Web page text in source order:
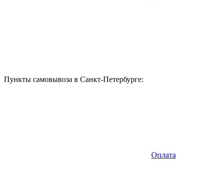
Пункты самовывоза в Санкт-Петербурге:
Оплата